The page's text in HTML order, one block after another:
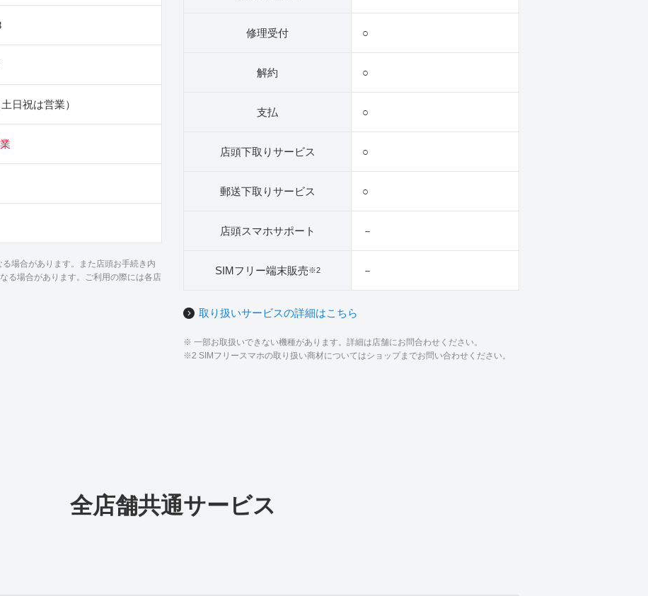
日祝は営業）
場合があります。また店頭お手続き内
る場合があります。ご利用の際には各店
修理受付 ○
解約 ○
支払 ○
店頭下取りサービス ○
郵送下取りサービス ○
店頭スマホサポート －
SIMフリー端末販売※2 －
取り扱いサービスの詳細はこちら
※ 一部お取扱いできない機種があります。詳細は店舗にお問合わせください。
※2 SIMフリースマホの取り扱い商材についてはショップまでお問い合わせください。
全店舗共通サービス